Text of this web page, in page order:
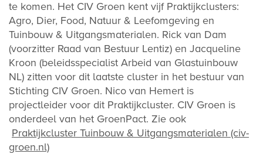
te komen. Het CIV Groen kent vijf Praktijkclusters:
Agro, Dier, Food, Natuur & Leefomgeving en
Tuinbouw & Uitgangsmaterialen. Rick van Dam
(voorzitter Raad van Bestuur Lentiz) en Jacqueline
Kroon (beleidsspecialist Arbeid van Glastuinbouw
NL) zitten voor dit laatste cluster in het bestuur van
Stichting CIV Groen. Nico van Hemert is
projectleider voor dit Praktijkcluster. CIV Groen is
onderdeel van het GroenPact. Zie ook
Praktijkcluster Tuinbouw & Uitgangsmaterialen (civ-
groen.nl)